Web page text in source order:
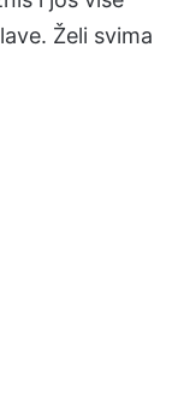
Želi svima